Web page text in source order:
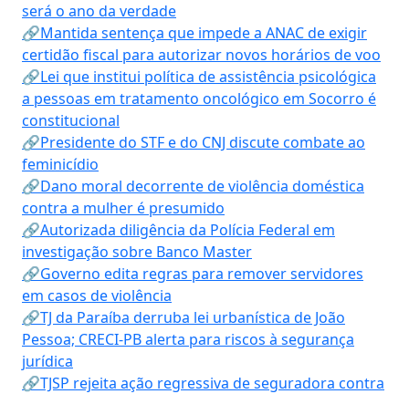
será o ano da verdade
🔗Mantida sentença que impede a ANAC de exigir
certidão fiscal para autorizar novos horários de voo
🔗Lei que institui política de assistência psicológica
a pessoas em tratamento oncológico em Socorro é
constitucional
🔗Presidente do STF e do CNJ discute combate ao
feminicídio
🔗Dano moral decorrente de violência doméstica
contra a mulher é presumido
🔗Autorizada diligência da Polícia Federal em
investigação sobre Banco Master
🔗Governo edita regras para remover servidores
em casos de violência
🔗TJ da Paraíba derruba lei urbanística de João
Pessoa; CRECI-PB alerta para riscos à segurança
jurídica
🔗TJSP rejeita ação regressiva de seguradora contra